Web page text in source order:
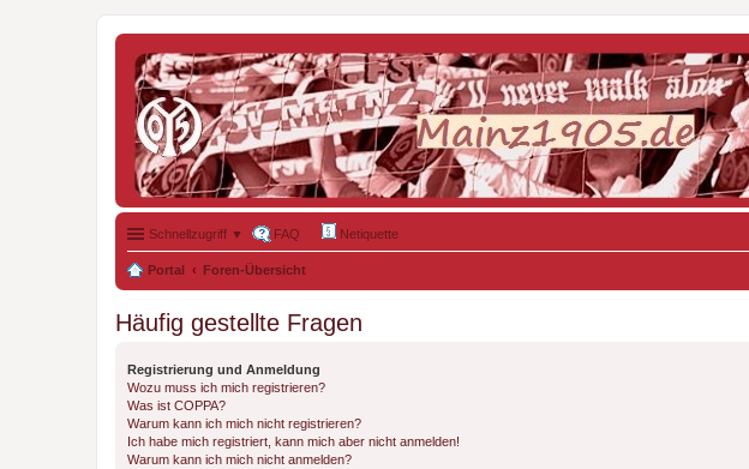
Schnellzugriff ▼ FAQ Netiquette
Portal Foren-Übersicht
Häufig gestellte Fragen
Registrierung und Anmeldung
Wozu muss ich mich registrieren?
Was ist COPPA?
Warum kann ich mich nicht registrieren?
Ich habe mich registriert, kann mich aber nicht anmelden!
Warum kann ich mich nicht anmelden?